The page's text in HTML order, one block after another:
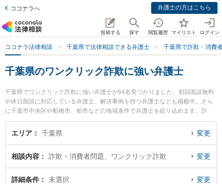
ココナラへ 弁護士の方はこちら
投稿する 探す 閲覧履歴 マイリスト ログイン
ココナラ法律相談 千葉県で法律相談できる弁護士 千葉県で詐欺・消費
千葉県のワンクリック詐欺に強い弁護士
千葉県でワンクリック詐欺に強い弁護士が64名見つかりました。初回面談無料
や休日面談に対応している弁護士、解決事例を持つ弁護士なども掲載中。さら
に千葉市中央区や船橋市、柏市などの地域条件で弁護士を絞り込めます。詐
欺・消費者問題に関係する投資詐欺や副業詐欺、FX詐欺等の細かな分野での絞
り込み検索もでき便利です。特にあらた国際法律事務所の沼倉 悠弁護士やSfil法
や夜間に発生したワンクリック詐欺のトラブルを今すぐに弁護士に相談した
い』『ワンクリック詐欺のトラブル解決の実績豊富な近くの弁護士を検索した
い』『初回相談無料でワンクリック詐欺を法律相談できる千葉県内の弁護士に
エリア 千葉県 変更
相談内容 詐欺・消費者問題、ワンクリック詐欺 変更
詳細条件 未選択 変更